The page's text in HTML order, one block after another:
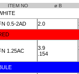
ITEM NO ø B